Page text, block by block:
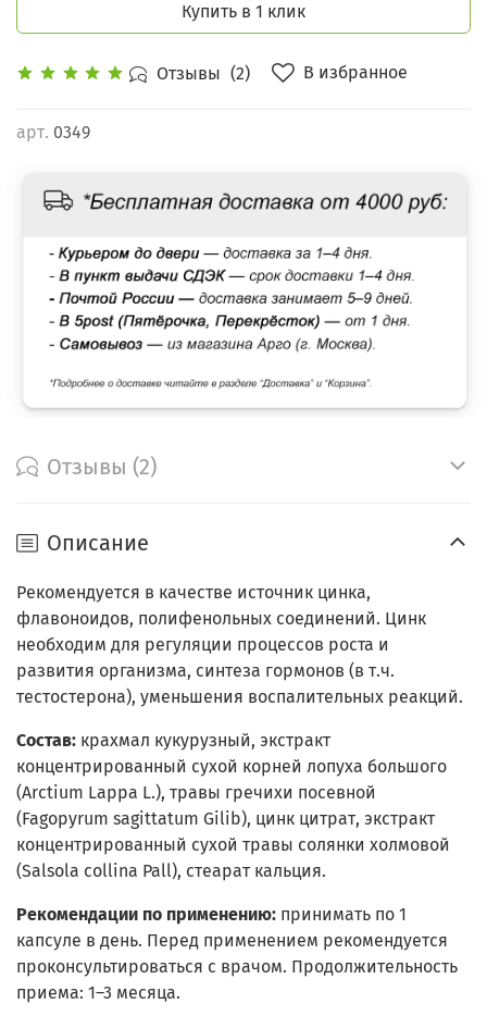
Отзывы (2) В избранное
арт. 0349
Купить в 1 клик
Отзывы (2)
Описание
Рекомендуется в качестве источник цинка,
флавоноидов, полифенольных соединений. Цинк
необходим для регуляции процессов роста и
развития организма, синтеза гормонов (в т.ч.
тестостерона), уменьшения воспалительных реакций.
Состав: крахмал кукурузный, экстракт
концентрированный сухой корней лопуха большого
(Arctium Lappa L.), травы гречихи посевной
(Fagopyrum sagittatum Gilib), цинк цитрат, экстракт
концентрированный сухой травы солянки холмовой
(Salsola collina Pall), стеарат кальция.
Рекомендации по применению: принимать по 1
капсуле в день. Перед применением рекомендуется
проконсультироваться с врачом. Продолжительность
приема: 1–3 месяца.